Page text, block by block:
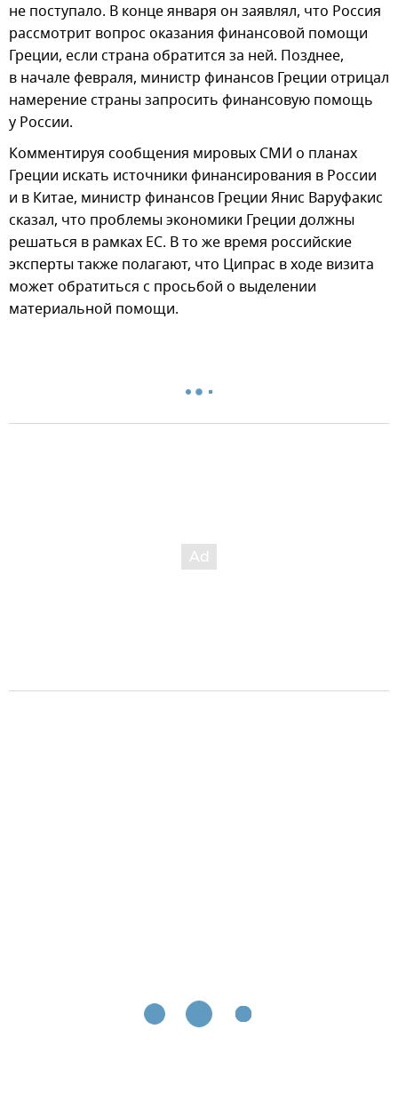
не поступало. В конце января он заявлял, что Россия
рассмотрит вопрос оказания финансовой помощи
Греции, если страна обратится за ней. Позднее,
в начале февраля, министр финансов Греции отрицал
намерение страны запросить финансовую помощь
у России.
Комментируя сообщения мировых СМИ о планах
Греции искать источники финансирования в России
и в Китае, министр финансов Греции Янис Варуфакис
сказал, что проблемы экономики Греции должны
решаться в рамках ЕС. В то же время российские
эксперты также полагают, что Ципрас в ходе визита
может обратиться с просьбой о выделении
материальной помощи.